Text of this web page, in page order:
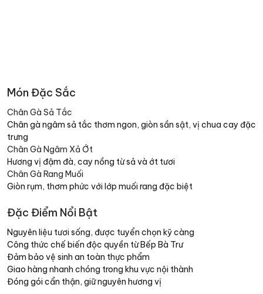
Món Đặc Sắc
Chân Gà Sả Tắc
Chân gà ngâm sả tắc thơm ngon, giòn sần sật, vị chua cay đặc
trưng
Chân Gà Ngâm Xả Ớt
Hương vị đậm đà, cay nồng từ sả và ớt tươi
Chân Gà Rang Muối
Giòn rụm, thơm phức với lớp muối rang đặc biệt
Đặc Điểm Nổi Bật
Nguyên liệu tươi sống, được tuyển chọn kỹ càng
Công thức chế biến độc quyền từ Bếp Bà Trư
Đảm bảo vệ sinh an toàn thực phẩm
Giao hàng nhanh chóng trong khu vực nội thành
Đóng gói cẩn thận, giữ nguyên hương vị